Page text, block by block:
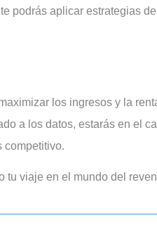
a los datos, estarás en el
competitivo.
tu viaje en el mundo del